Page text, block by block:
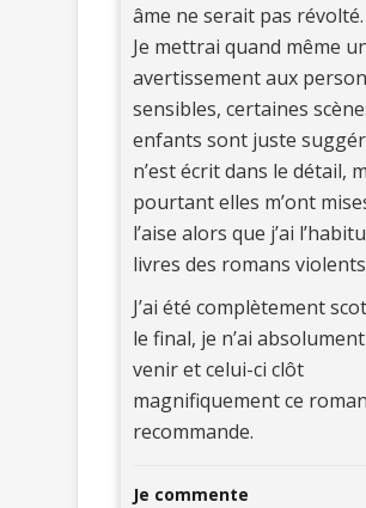
âme ne serait pas révolté.
Je mettrai quand même
avertissement aux
sensibles, certaines
enfants sont juste
n’est écrit dans le détail,
pourtant elles m’ont
l’aise alors que j’ai
livres des romans
J’ai été complètement
le final, je n’ai
venir et celui-ci clôt
magnifiquement ce
recommande.
Je commente